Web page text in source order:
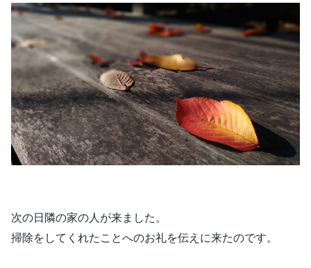
次の日隣の家の人が来ました。
掃除をしてくれたことへのお礼を伝えに来たのです。